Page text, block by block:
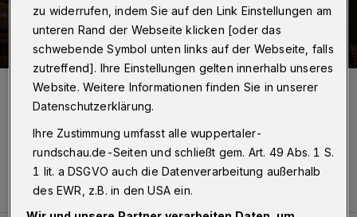
zu widerrufen, indem Sie auf den Link Einstellungen am
unteren Rand der Webseite klicken [oder das
schwebende Symbol unten links auf der Webseite, falls
zutreffend]. Ihre Einstellungen gelten innerhalb unseres
Website. Weitere Informationen finden Sie in unserer
Datenschutzerklärung.
Ihre Zustimmung umfasst alle wuppertaler-
rundschau.de-Seiten und schließt gem. Art. 49 Abs. 1 S.
1 lit. a DSGVO auch die Datenverarbeitung außerhalb
des EWR, z.B. in den USA ein.